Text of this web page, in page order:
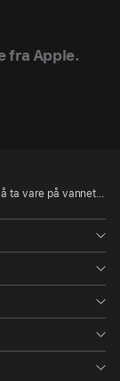
fra Apple.
på vannet i Vietnam